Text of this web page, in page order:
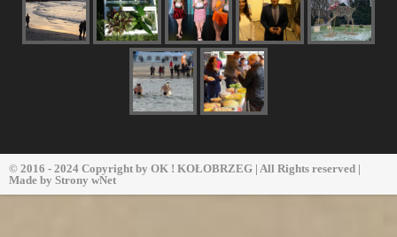
© 2016 - 2024 Copyright by OK ! KOŁOBRZEG | All Rights reserved |
Made by Strony wNet